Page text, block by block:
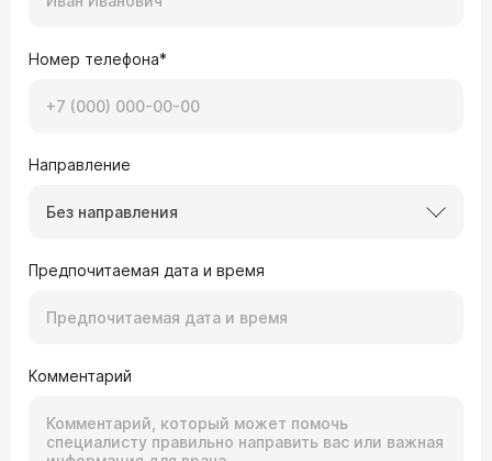
Номер телефона*
Направление
Без направления
Предпочитаемая дата и время
Комментарий